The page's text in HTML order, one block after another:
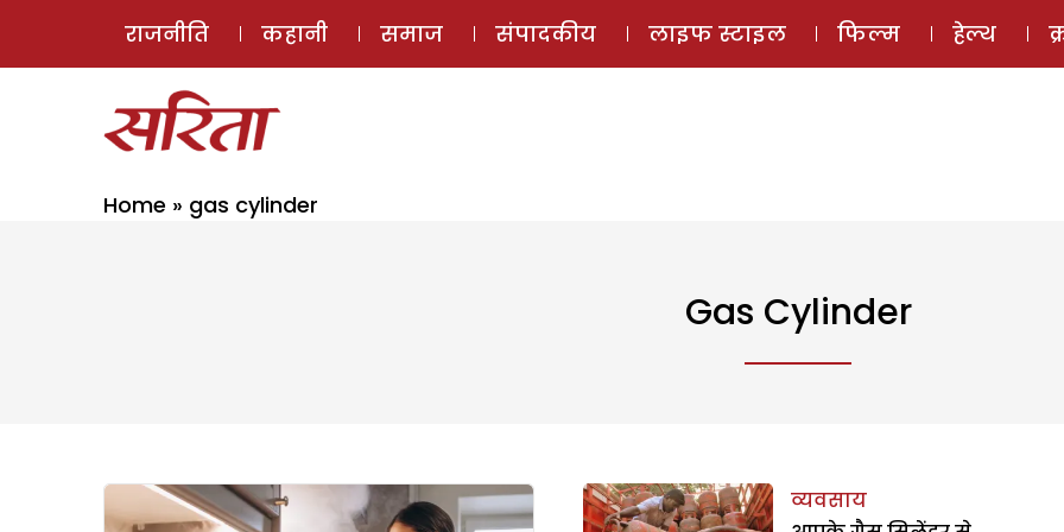
ई-मैगज़ीन
राजनीति कहानी समाज संपादकीय लाइफ स्टाइल फिल्म हेल्थ
Home » gas cylinder
Gas Cylinder
व्यवसाय